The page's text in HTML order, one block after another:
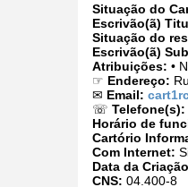
Situação do
Escrivão(ã)
Situação do
Escrivão(ã)
Atribuições: •
☞ Endereço:
✉ Email:
☏ Telefone(s):
Horário de
Cartório
Com Internet:
Data da
CNS: 04.400-8